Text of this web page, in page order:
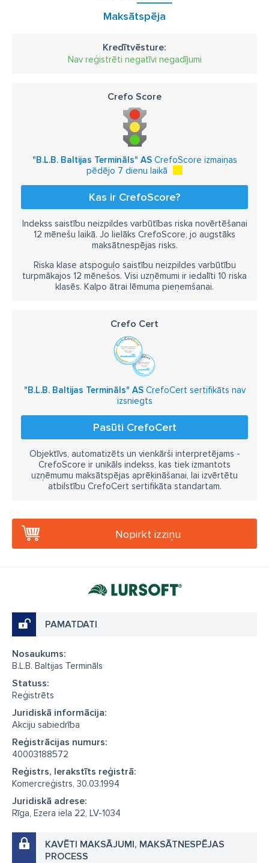
Maksātspēja
Kredītvēsture:
Nav reģistrēti negatīvi negadījumi
Crefo Score
"B.L.B. Baltijas Termināls" ASCrefoScore izmaiņas
pēdējo 7 dienu laikā
Kas ir CrefoScore?
Indekss saistību neizpildes varbūtības riska novērtēšanai
12 mēnešu laikā. Jo lielāks CrefoScore, jo augstāks
maksātnespējas risks.
Riska klase atspoguļo saistību neizpildes varbūtību
turpmākajos 12 mēnešos. Visi uzņēmumi ir iedalīti 10 riska
klasēs. Kalpo ātrai lēmuma pieņemšanai.
Crefo Cert
"B.L.B. Baltijas Termināls" ASCrefoCert sertifikāts nav
izsniegts
Pasūti CrefoCert
Objektīvs, automatizēts un vienkārši interpretējams -
CrefoScore ir unikāls indekss, kas tiek izmantots
uzņēmumu maksātspējas aprēķināšanai, lai izvērtētu
atbilstību CrefoCert sertifikāta standartam.
Nopirkt izziņu
PAMATDATI
Nosaukums:
B.L.B. Baltijas Termināls
Statuss:
Reģistrēts
Juridiskā informācija:
Akciju sabiedrība
Reģistrācijas numurs:
40003188572
Reģistrs, Ierakstīts reģistrā:
Komercreģistrs, 30.03.1994
Juridiskā adrese:
Rīga, Ezera iela 22, LV-1034
KAVĒTI MAKSĀJUMI, MAKSĀTNESPĒJAS
PROCESS